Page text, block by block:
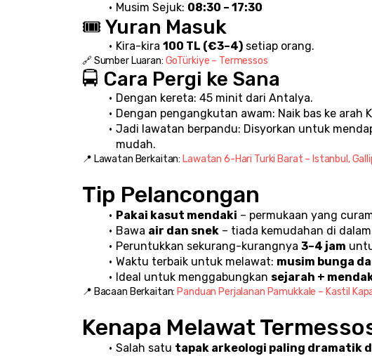
Musim Sejuk: 08:30 – 17:30
🎟️ Yuran Masuk
Kira-kira 100 TL (€3–4) setiap orang.
🔗 Sumber Luaran: GoTürkiye – Termessos
🚍 Cara Pergi ke Sana
Dengan kereta: 45 minit dari Antalya.
Dengan pengangkutan awam: Naik bas ke
Jadi lawatan berpandu: Disyorkan untuk
mudah.
📍 Lawatan Berkaitan: Lawatan 6-Hari Turki Barat – Istanbul,
Tip Pelancongan
Pakai kasut mendaki – permukaan yang
Bawa air dan snek – tiada kemudahan di
Peruntukkan sekurang-kurangnya 3–4 jam
Waktu terbaik untuk melawat: musim bunga
Ideal untuk menggabungkan sejarah +
📍 Bacaan Berkaitan: Panduan Perjalanan Pamukkale – Kastil
Kenapa Melawat
Salah satu tapak arkeologi paling dramatik